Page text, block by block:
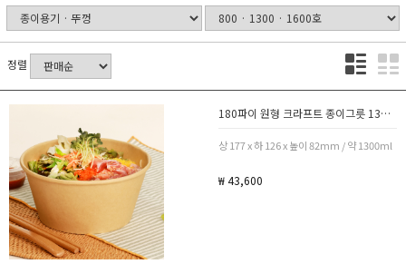
정렬
180파이 원형 크라프트 종이그릇 1300ml 1박스 300개
상 177 x 하 126 x 높이 82mm / 약 1300ml
₩ 43,600